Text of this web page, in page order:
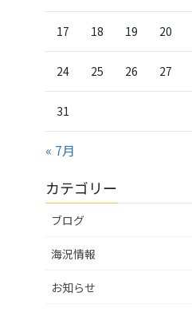
17 18 19 20
24 25 26 27
31
« 7月
カテゴリー
ブログ
海況情報
お知らせ